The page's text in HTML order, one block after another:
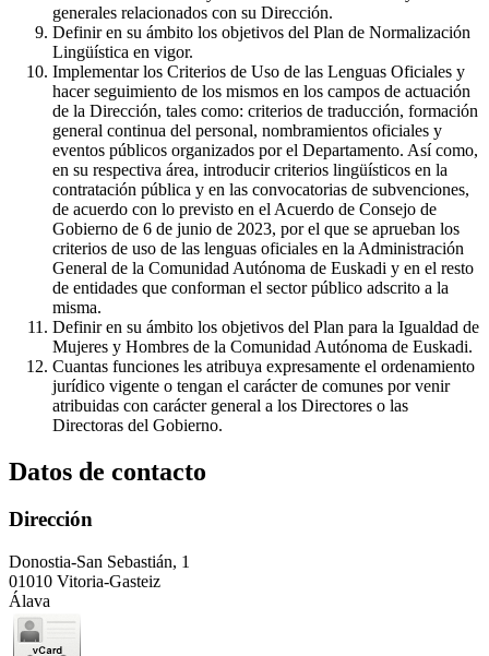
generales relacionados con su Dirección.
Definir en su ámbito los objetivos del Plan de Normalización
Lingüística en vigor.
Implementar los Criterios de Uso de las Lenguas Oficiales y
hacer seguimiento de los mismos en los campos de actuación
de la Dirección, tales como: criterios de traducción, formación
general continua del personal, nombramientos oficiales y
eventos públicos organizados por el Departamento. Así como,
en su respectiva área, introducir criterios lingüísticos en la
contratación pública y en las convocatorias de subvenciones,
de acuerdo con lo previsto en el Acuerdo de Consejo de
Gobierno de 6 de junio de 2023, por el que se aprueban los
criterios de uso de las lenguas oficiales en la Administración
General de la Comunidad Autónoma de Euskadi y en el resto
de entidades que conforman el sector público adscrito a la
misma.
Definir en su ámbito los objetivos del Plan para la Igualdad de
Mujeres y Hombres de la Comunidad Autónoma de Euskadi.
Cuantas funciones les atribuya expresamente el ordenamiento
jurídico vigente o tengan el carácter de comunes por venir
atribuidas con carácter general a los Directores o las
Directoras del Gobierno.
Datos de contacto
Dirección
Donostia-San Sebastián, 1
01010 Vitoria-Gasteiz
Álava